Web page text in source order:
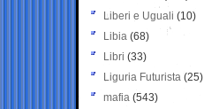
Liberi e Uguali (10)
Libia (68)
Libri (33)
Liguria Futurista (25)
mafia (543)